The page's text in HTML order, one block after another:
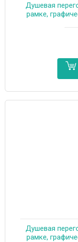
Душевая
рамке,
Душевая
рамке,